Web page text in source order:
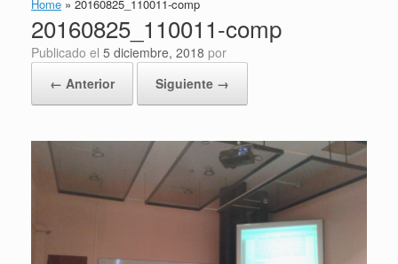
Home » 20160825_110011-comp
20160825_110011-comp
Publicado el 5 diciembre, 2018 por
← Anterior
Siguiente →